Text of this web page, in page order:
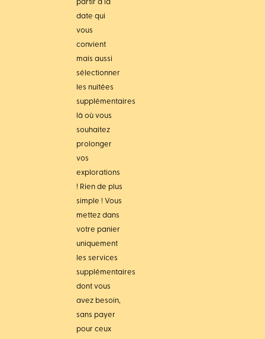
partir à la
date qui
vous
convient
mais aussi
sélectionner
les nuitées
supplémentaires
là où vous
souhaitez
prolonger
vos
explorations
! Rien de plus
simple ! Vous
mettez dans
votre panier
uniquement
les services
supplémentaires
dont vous
avez besoin,
sans payer
pour ceux